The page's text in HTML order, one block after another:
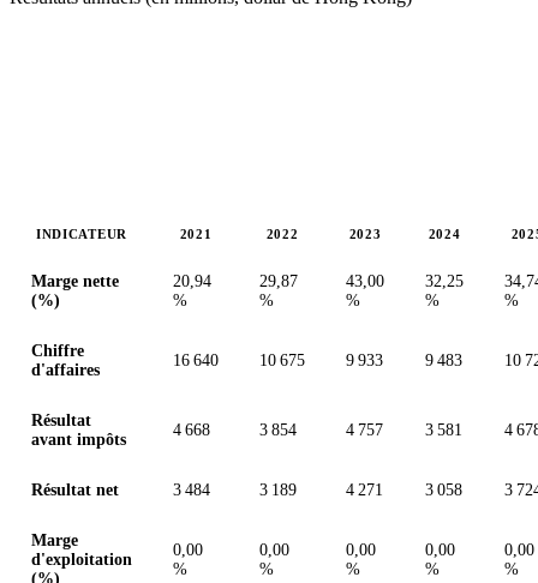
INDICATEUR 2021 2022 2023 2024
Marge nette
(%)
20,94
%
29,87
%
43,00
%
32,25
%
%
Chiffre
d'affaires
16 640 10 675 9 933 9 483 10
Résultat
avant impôts
4 668 3 854 4 757 3 581 4
Résultat net 3 484 3 189 4 271 3 058 3
Marge
d'exploitation
(%)
0,00
%
0,00
%
0,00
%
0,00
%
0,00
%